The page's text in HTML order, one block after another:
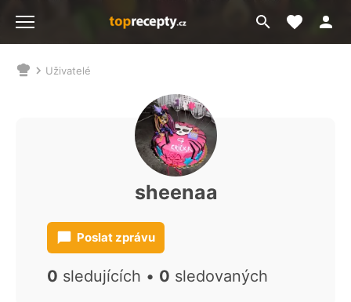
Přejít
na
Moje
NacházíteUživatelé
sheenaa
Poslat zprávu
0 sledujících • 0 sledovaných